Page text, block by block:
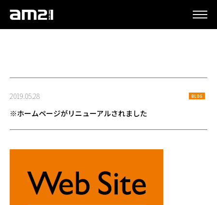
2019.05.28 BLOG
※ホームページがリニューアルされました